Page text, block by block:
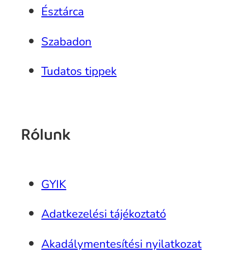
Észtárca
Szabadon
Tudatos tippek
Rólunk
GYIK
Adatkezelési tájékoztató
Akadálymentesítési nyilatkozat